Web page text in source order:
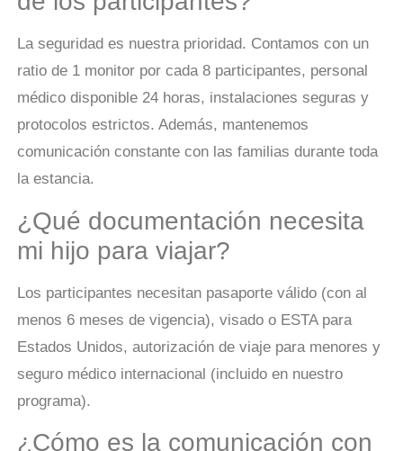
La seguridad es nuestra prioridad. Contamos con un
ratio de 1 monitor por cada 8 participantes, personal
médico disponible 24 horas, instalaciones seguras y
protocolos estrictos. Además, mantenemos
comunicación constante con las familias durante toda
la estancia.
¿Qué documentación necesita
mi hijo para viajar?
Los participantes necesitan pasaporte válido (con al
menos 6 meses de vigencia), visado o ESTA para
Estados Unidos, autorización de viaje para menores y
seguro médico internacional (incluido en nuestro
programa).
¿Cómo es la comunicación con